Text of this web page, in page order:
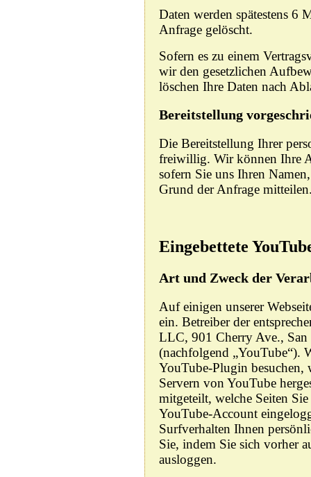
Daten werden spätestens 6
Anfrage gelöscht.
Sofern es zu einem
wir den gesetzlichen
löschen Ihre Daten nach
Bereitstellung
Die Bereitstellung Ihrer
freiwillig. Wir können Ihre
sofern Sie uns Ihren
Grund der Anfrage
Eingebettete
Art und Zweck der
Auf einigen unserer
ein. Betreiber der
LLC, 901 Cherry Ave.,
(nachfolgend „YouTube“).
YouTube-Plugin
Servern von YouTube
mitgeteilt, welche Seiten
YouTube-Account
Surfverhalten Ihnen
Sie, indem Sie sich vorher
ausloggen.